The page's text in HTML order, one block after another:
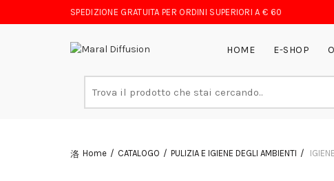
SPEDIZIONE GRATUITA PER ORDINI SUPERIORI A € 60
HOME E-SHOP
for:
Home CATALOGO PULIZIA E IGIENE DEGLI AMBIENTI